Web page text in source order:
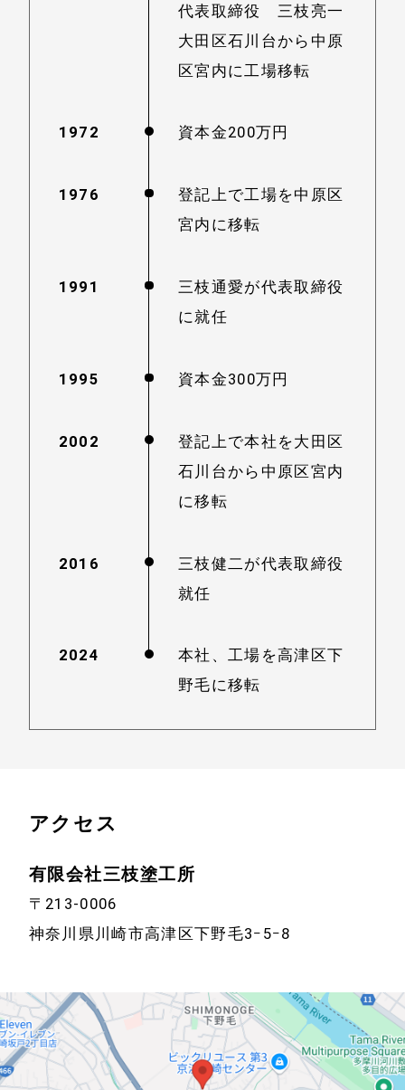
代表取締役 三枝亮一
大田区石川台から中原
区宮内に工場移転
1972 資本金200万円
1976
登記上で工場を中原区
宮内に移転
1991
三枝通愛が代表取締役
に就任
1995 資本金300万円
2002
登記上で本社を大田区
石川台から中原区宮内
に移転
2016
三枝健二が代表取締役
就任
2024
本社、工場を高津区下
野毛に移転
アクセス
有限会社三枝塗工所
〒213-0006
神奈川県川崎市高津区下野毛3ｰ5ｰ8